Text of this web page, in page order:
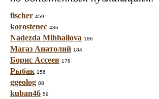
fischer 459
korostenec 436
Nadezda Mihhailova 186
Магаз Анатолий 184
Борис Ассеев 178
Рыбак 156
ggeolog 88
kuban46 59